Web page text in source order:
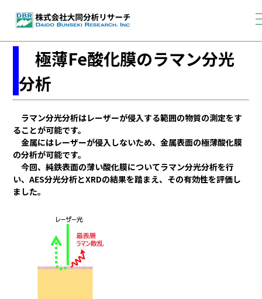
極薄Fe酸化膜のラマン分光
分析
ラマン分光分析はレーザーが侵入する範囲の物質の測定をす
ることが可能です。
金属にはレーザーが侵入しないため、金属表面の極薄酸化膜
の分析が可能です。
今回、純鉄表面の薄い酸化膜についてラマン分光分析を行
い、AES分光分析とXRDの結果を踏まえ、その有効性を評価し
ました。